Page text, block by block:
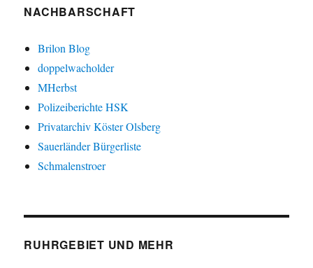
NACHBARSCHAFT
Brilon Blog
doppelwacholder
MHerbst
Polizeiberichte HSK
Privatarchiv Köster Olsberg
Sauerländer Bürgerliste
Schmalenstroer
RUHRGEBIET UND MEHR